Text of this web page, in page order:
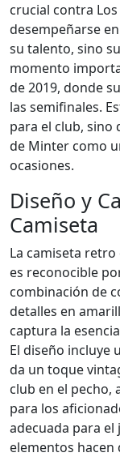
crucial contra Los
desempeñarse
su talento, sino
momento
de 2019, donde
las semifinales.
para el club,
de Minter como
ocasiones.
Diseño y
Camiseta
La camiseta retro
es reconocible
combinación de
detalles en
captura la
El diseño incluye
da un toque
club en el pecho,
para los
adecuada para el
elementos hacen